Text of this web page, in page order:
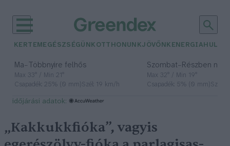
KERTEM EGÉSZSÉGÜNK OTTHONUNKJÖVŐNK ENERGIA
Ma– Többnyire felhős
Max 33° / Min 21°
Csapadék: 25% (0 mm)Szél: 19 km/h
Szombat– Részben
Max 32° / Min 19°
Csapadék: 5% (0 mm)Szél:
időjárási adatok:
„Kakkukkfióka”, vagyis